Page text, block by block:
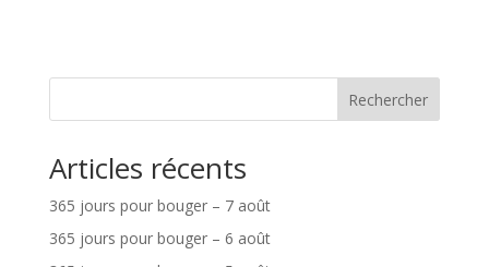
Rechercher
Articles récents
365 jours pour bouger – 7 août
365 jours pour bouger – 6 août